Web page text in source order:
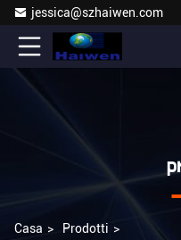
jessica@szhaiwen.com
Casa > Prodotti >